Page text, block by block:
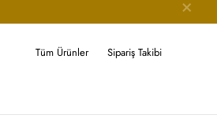
Tüm Ürünler Sipariş Takibi